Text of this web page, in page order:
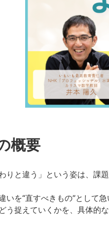
概要
りと違う」という姿は、課
いを“直すべきもの”として
う捉えていくかを、具体的